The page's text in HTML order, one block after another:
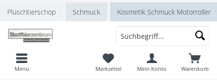
Plüschtierschop Schmuck Kosmetik Schmuck Motorroller
Menü Warenkorb
Merkzettel Mein Konto